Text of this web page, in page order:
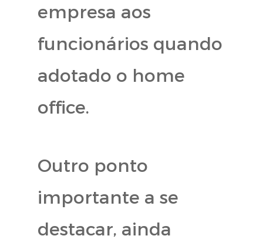
empresa aos
funcionários quando
adotado o home
office.
Outro ponto
importante a se
destacar, ainda